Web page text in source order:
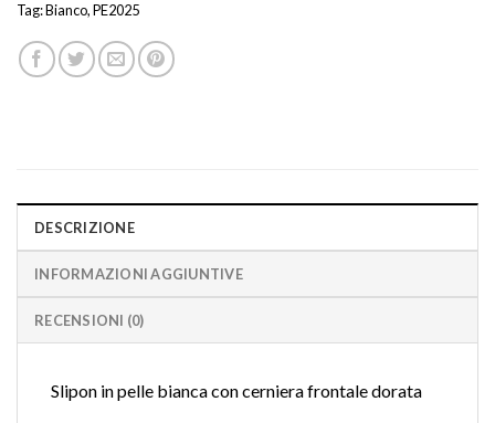
Tag:Bianco,PE2025
DESCRIZIONE
INFORMAZIONI AGGIUNTIVE
RECENSIONI (0)
Slipon in pelle bianca con cerniera frontale dorata